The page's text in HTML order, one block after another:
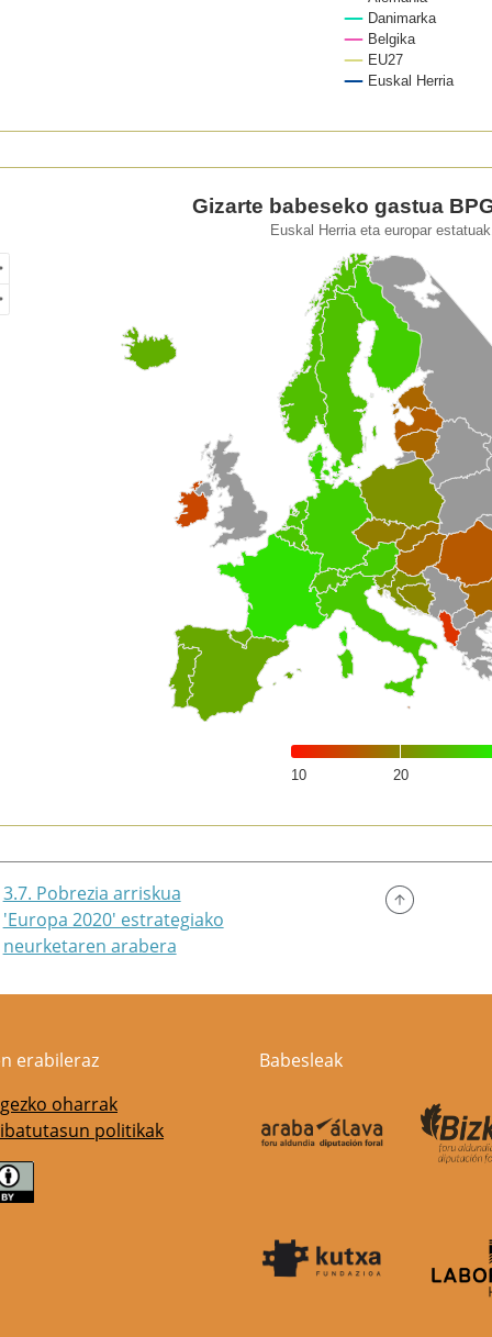
Danimarka
Belgika
EU27
Euskal Herria
babeseko gastua BPGaren %etan
of unspecified region with 1 data series.
Herria eta europar estatuak. 2019
as data table, Gizarte babeseko gastua BPGaren %etan
Gizarte babeseko gastua
Euskal Herria eta europar
10 20
3.7. Pobrezia arriskua
'Europa 2020' estrategiako
neurketaren arabera
erabileraz
oharrak
politikak
Babesleak